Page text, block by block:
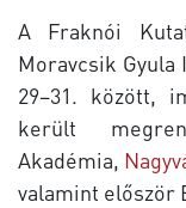
A Fraknói
Moravcsik Gyula
29–31. között,
került
Akadémia,
valamint először